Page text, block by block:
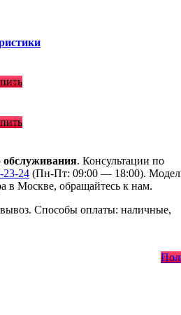
обслуживания. Консультации по
23-24 (Пн-Пт: 09:00 — 18:00).
в Москве, обращайтесь к нам.
Способы оплаты: наличные,